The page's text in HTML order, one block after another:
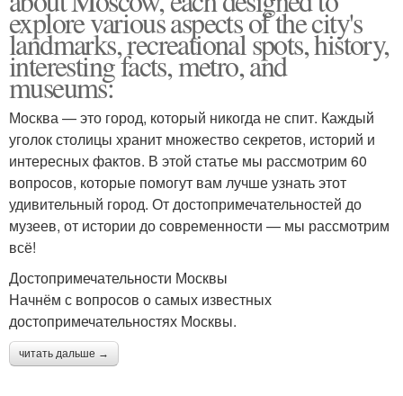
explore various aspects of the city's
landmarks, recreational spots, history,
interesting facts, metro, and
museums:
Москва — это город, который никогда не спит. Каждый
уголок столицы хранит множество секретов, историй и
интересных фактов. В этой статье мы рассмотрим 60
вопросов, которые помогут вам лучше узнать этот
удивительный город. От достопримечательностей до
музеев, от истории до современности — мы рассмотрим
всё!
Достопримечательности Москвы
Начнём с вопросов о самых известных
достопримечательностях Москвы.
читать дальше →